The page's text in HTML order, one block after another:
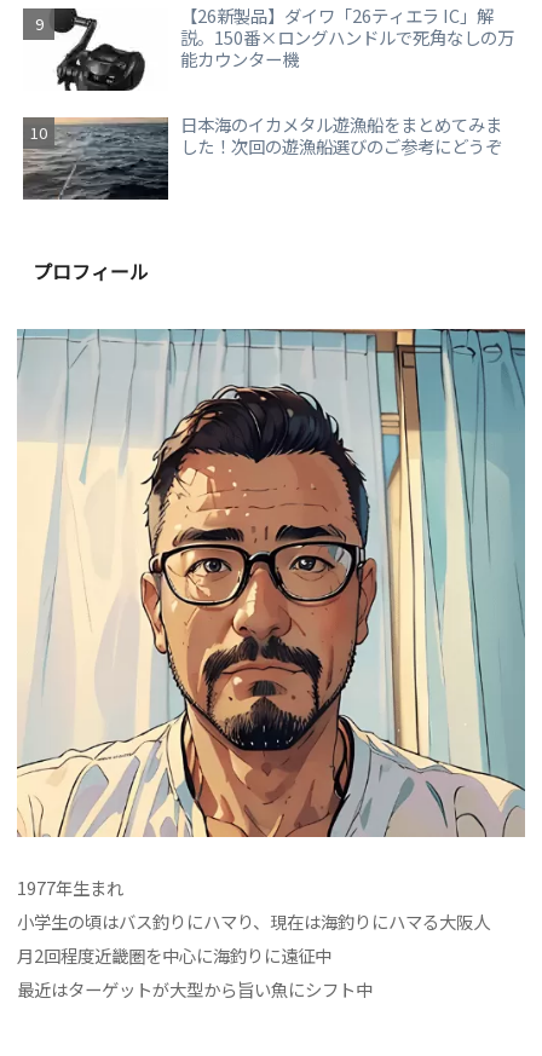
【26新製品】ダイワ「26ティエラ IC」解
説。150番×ロングハンドルで死角なしの万
能カウンター機
日本海のイカメタル遊漁船をまとめてみま
した！次回の遊漁船選びのご参考にどうぞ
プロフィール
1977年生まれ
小学生の頃はバス釣りにハマり、現在は海釣りにハマる大阪人
月2回程度近畿圏を中心に海釣りに遠征中
最近はターゲットが大型から旨い魚にシフト中